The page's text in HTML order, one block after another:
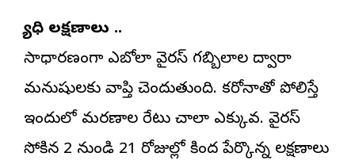
వ్యాధి లక్షణాలు ..
సాధారణంగా ఎబోలా వైరస్ గబ్బిలాల ద్వారా
మనుషులకు వ్యాప్తి చెందుతుంది. కరోనాతో పోలిస్తే
ఇందులో మరణాల రేటు చాలా ఎక్కువ. వైరస్
సోకిన 2 నుండి 21 రోజుల్లో కింద పేర్కొన్న లక్షణాలు